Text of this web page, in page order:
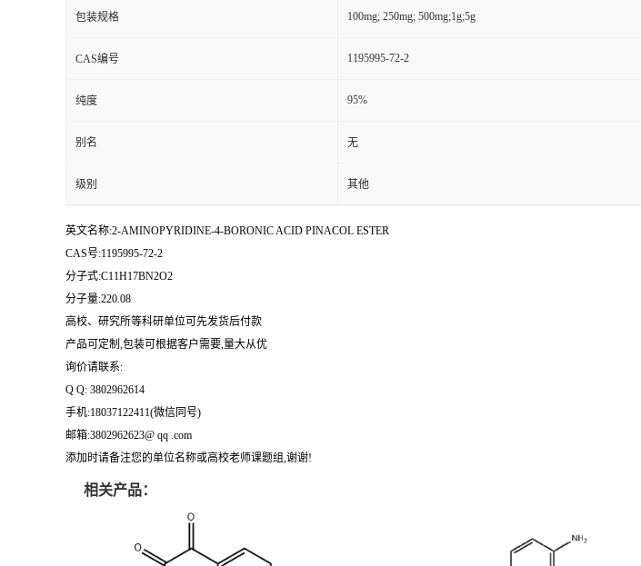
包装规格 100mg; 250mg; 500mg;1g;5g
CAS编号 1195995-72-2
纯度 95%
别名 无
级别 其他
英文名称:2-AMINOPYRIDINE-4-BORONIC ACID PINACOL ESTER
CAS号:1195995-72-2
分子式:C11H17BN2O2
分子量:220.08
高校、研究所等科研单位可先发货后付款
产品可定制,包装可根据客户需要,量大从优
询价请联系:
Q Q: 3802962614
手机:18037122411(微信同号)
邮箱:3802962623@ qq .com
添加时请备注您的单位名称或高校老师课题组,谢谢!
相关产品：